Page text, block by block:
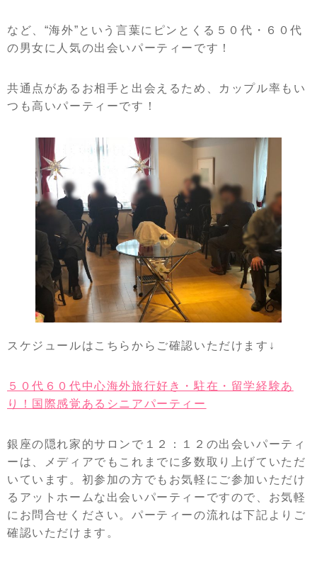
など、“海外”という言葉にピンとくる５０代・６０代
の男女に人気の出会いパーティーです！
共通点があるお相手と出会えるため、カップル率もい
つも高いパーティーです！
スケジュールはこちらからご確認いただけます↓
５０代６０代中心海外旅行好き・駐在・留学経験あ
り！国際感覚あるシニアパーティー
銀座の隠れ家的サロンで１２：１２の出会いパーティ
ーは、メディアでもこれまでに多数取り上げていただ
いています。初参加の方でもお気軽にご参加いただけ
るアットホームな出会いパーティーですので、お気軽
にお問合せください。パーティーの流れは下記よりご
確認いただけます。